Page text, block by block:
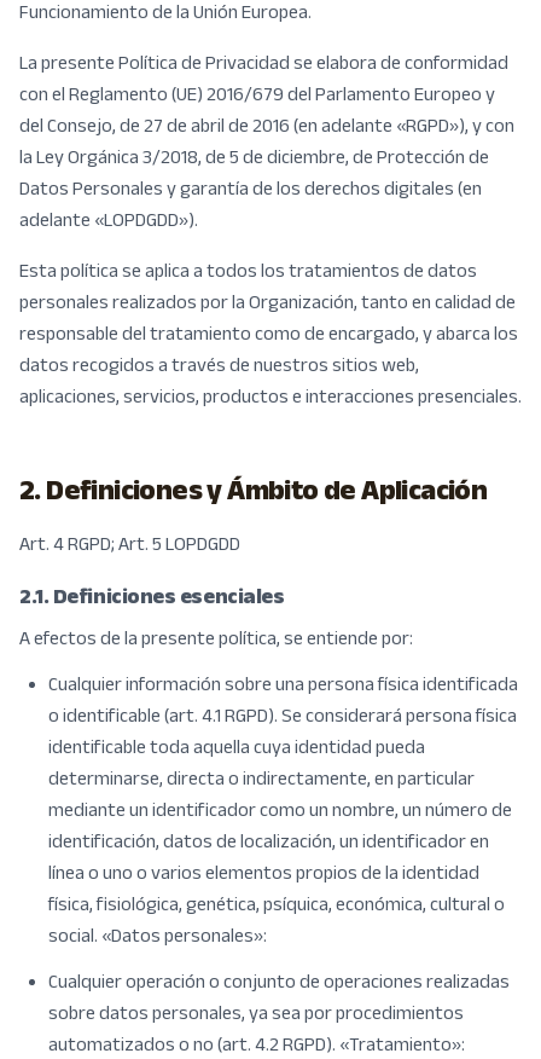
Funcionamiento de la Unión Europea.
La presente Política de Privacidad se elabora de conformidad
con el Reglamento (UE) 2016/679 del Parlamento Europeo y
del Consejo, de 27 de abril de 2016 (en adelante «RGPD»), y con
la Ley Orgánica 3/2018, de 5 de diciembre, de Protección de
Datos Personales y garantía de los derechos digitales (en
adelante «LOPDGDD»).
Esta política se aplica a todos los tratamientos de datos
personales realizados por la Organización, tanto en calidad de
responsable del tratamiento como de encargado, y abarca los
datos recogidos a través de nuestros sitios web,
aplicaciones, servicios, productos e interacciones presenciales.
2. Definiciones y Ámbito de Aplicación
Art. 4 RGPD; Art. 5 LOPDGDD
2.1. Definiciones esenciales
A efectos de la presente política, se entiende por:
Cualquier información sobre una persona física identificada
o identificable (art. 4.1 RGPD). Se considerará persona física
identificable toda aquella cuya identidad pueda
determinarse, directa o indirectamente, en particular
mediante un identificador como un nombre, un número de
identificación, datos de localización, un identificador en
línea o uno o varios elementos propios de la identidad
física, fisiológica, genética, psíquica, económica, cultural o
social. «Datos personales»:
Cualquier operación o conjunto de operaciones realizadas
sobre datos personales, ya sea por procedimientos
automatizados o no (art. 4.2 RGPD). «Tratamiento»: